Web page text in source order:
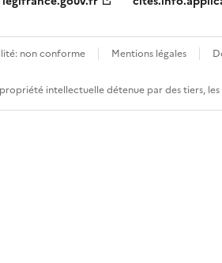
non conforme Mentions légales
intellectuelle détenue par des tiers,